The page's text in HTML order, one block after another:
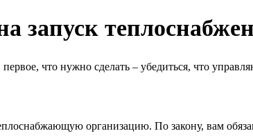
запуск
что нужно сделать – убедиться, что
организацию. По закону, вам